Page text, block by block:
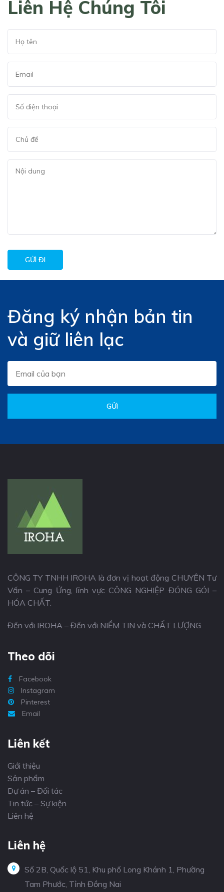
Liên Hệ Chúng Tôi
Đăng ký nhận bản tin
và giữ liên lạc
GỬI
CÔNG TY TNHH IROHA là đơn vị hoạt động CHUYÊN Tư
Vấn – Cung Ứng, lĩnh vực CÔNG NGHIỆP ĐÓNG GÓI –
HÓA CHẤT.
Đến với IROHA – Đến với NIỀM TIN và CHẤT LƯỢNG
Theo dõi
Facebook
Instagram
Pinterest
Email
Liên kết
Giới thiệu
Sản phẩm
Dự án – Đối tác
Tin tức – Sự kiện
Liên hệ
Liên hệ
Số 2B, Quốc lộ 51, Khu phố Long Khánh 1, Phường
Tam Phước, Tỉnh Đồng Nai